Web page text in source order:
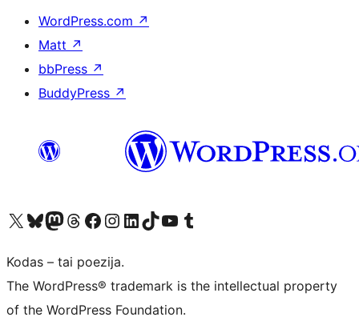
WordPress.com ↗
Matt ↗
bbPress ↗
BuddyPress ↗
Visit our X (formerly Twitter) account
Apsilankykite mūsų Bluesky paskyroje
Visit our Mastodon account
Apsilankykite mūsų Threads paskyroje
Visit our Facebook page
Visit our Instagram account
Visit our LinkedIn account
Apsilankykite mūsų TikTok paskyroje
Visit our YouTube channel
Apsilankykite mūsų Tumblr paskyroje
Kodas – tai poezija.
The WordPress® trademark is the intellectual property
of the WordPress Foundation.